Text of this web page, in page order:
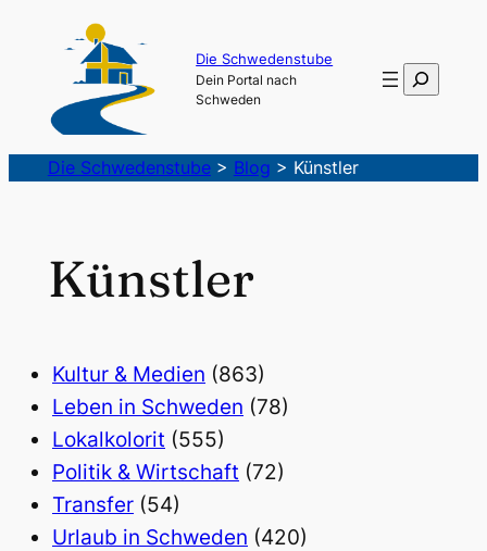
Die Schwedenstube
Dein Portal nach
Schweden
Suchen
Die Schwedenstube> Blog > Künstler
Künstler
Kultur & Medien (863)
Leben in Schweden (78)
Lokalkolorit (555)
Politik & Wirtschaft (72)
Transfer (54)
Urlaub in Schweden (420)